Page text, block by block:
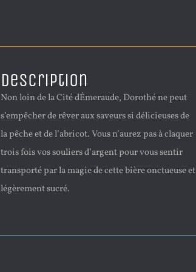
Description
Non loin de la Cité dÉmeraude, Dorothé ne peut
s’empêcher de rêver aux saveurs si délicieuses de
la pêche et de l’abricot. Vous n’aurez pas à claquer
trois fois vos souliers d’argent pour vous sentir
transporté par la magie de cette bière onctueuse et
légèrement sucré.